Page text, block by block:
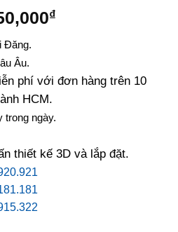
₫Giá
4,750,000₫.
Đăng.
Âu.
phí với đơn hàng trên 10
HCM.
trong ngày.
thiết kế 3D và lắp đặt.